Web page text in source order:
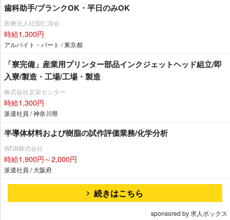
歯科助手/ブランクOK・平日のみOK
医療法人社団仁清会
時給1,300円
アルバイト・パート / 東京都
「寮完備」産業用プリンター部品インクジェットヘッド組立/即
入寮/製造・工場/工場・製造
株式会社京栄センター
時給1,300円
派遣社員 / 神奈川県
半導体材料および樹脂の試作評価業務/化学分析
WDB株式会社
時給1,900円～2,000円
派遣社員 / 大阪府
続きはこちら
sponsored by 求人ボックス